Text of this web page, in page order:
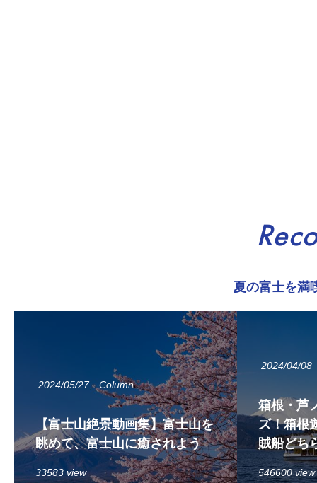
夏の富士を満
2024/05/27 Column
【富士山絶景動画集】富士山を
眺めて、富士山に癒されよう
33583 view
2024/04/08
箱根・芦
ズ！箱根
賊船どち
546600 view